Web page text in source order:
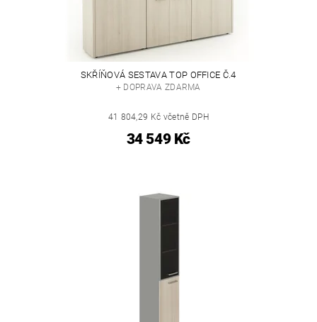
SKŘÍŇOVÁ SESTAVA TOP OFFICE Č.4
+ DOPRAVA ZDARMA
41 804,29 Kč včetně DPH
34 549 Kč